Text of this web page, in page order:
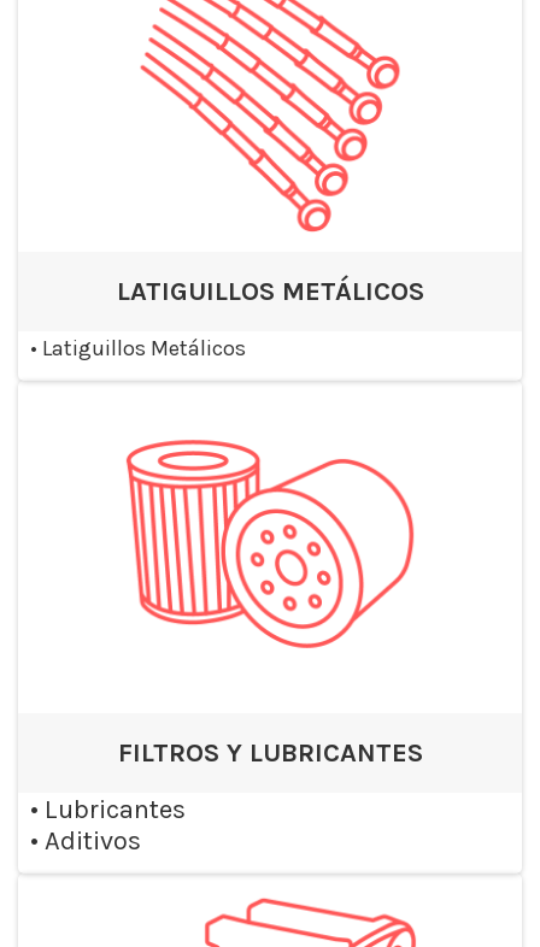
LATIGUILLOS METÁLICOS
• Latiguillos Metálicos
FILTROS Y LUBRICANTES
• Lubricantes
• Aditivos